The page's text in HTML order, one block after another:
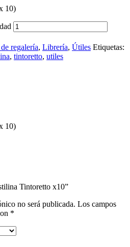
10)
regalería, Librería, Útiles Etiquetas:
, tintoretto, utiles
10)
Tintoretto x10”
no será publicada. Los campos
*